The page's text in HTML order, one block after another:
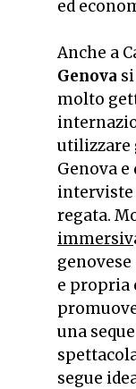
ed
Anche a
Genova
molto
utilizzare
Genova
regata.
immersiv
genovese
e propria
una
segue